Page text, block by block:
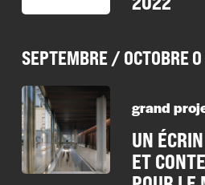
SEPTEMBRE / OCTOBRE 0
grand
UN
ET